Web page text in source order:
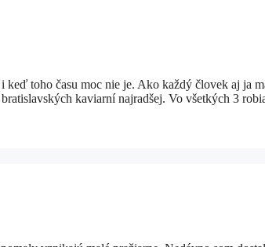
keď toho času moc nie je. Ako každý človek aj ja
kaviarní najradšej. Vo všetkých 3